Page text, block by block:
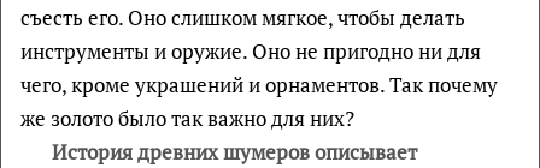
съесть его. Оно слишком мягкое, чтобы делать
инструменты и оружие. Оно не пригодно ни для
чего, кроме украшений и орнаментов. Так почему
же золото было так важно для них?
История древних шумеров описывает